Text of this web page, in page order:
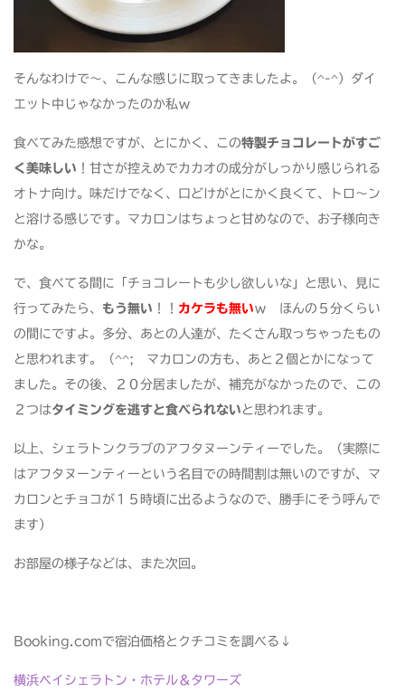
そんなわけで～、こんな感じに取ってきましたよ。（^-^）ダイ
エット中じゃなかったのか私ｗ
食べてみた感想ですが、とにかく、この特製チョコレートがすご
く美味しい ！甘さが控えめでカカオの成分がしっかり感じられる
オトナ向け。味だけでなく、口どけがとにかく良くて、トロ～ン
と溶ける感じです。マカロンはちょっと甘めなので、お子様向き
かな。
で、食べてる間に「チョコレートも少し欲しいな」と思い、見に
行ってみたら、 もう無い ！！ カケラも無いｗ ほんの５分くらい
の間にですよ。多分、あとの人達が、たくさん取っちゃったもの
と思われます。（^^; マカロンの方も、あと２個とかになって
ました。その後、２０分居ましたが、補充がなかったので、この
２つはタイミングを逃すと食べられない と思われます。
以上、シェラトンクラブのアフタヌーンティーでした。（実際に
はアフタヌーンティーという名目での時間割は無いのですが、マ
カロンとチョコが１５時頃に出るようなので、勝手にそう呼んで
ます）
お部屋の様子などは、また次回。
Booking.comで宿泊価格とクチコミを調べる↓
横浜ベイシェラトン・ホテル＆タワーズ